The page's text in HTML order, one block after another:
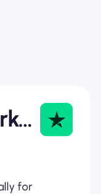
Fehinti Pangarkar
for